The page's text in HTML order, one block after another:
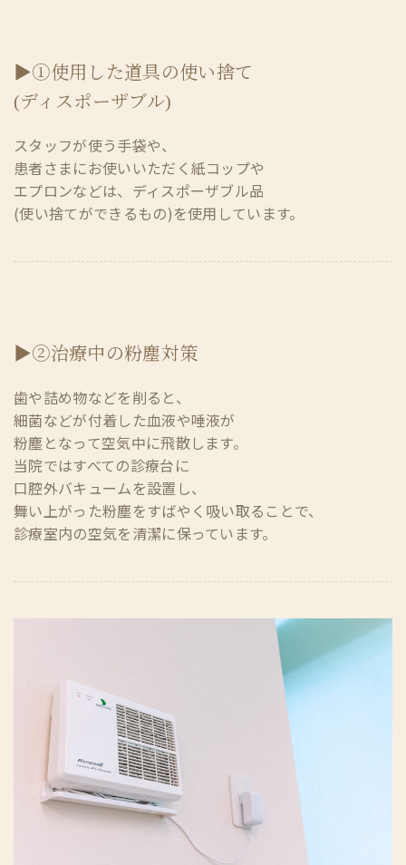
▶①使用した道具の使い捨て
(ディスポーザブル)
スタッフが使う手袋や、
患者さまにお使いいただく紙コップや
エプロンなどは、ディスポーザブル品
(使い捨てができるもの)を使用しています。
▶②治療中の粉塵対策
歯や詰め物などを削ると、
細菌などが付着した血液や唾液が
粉塵となって空気中に飛散します。
当院ではすべての診療台に
口腔外バキュームを設置し、
舞い上がった粉塵をすばやく吸い取ることで、
診療室内の空気を清潔に保っています。